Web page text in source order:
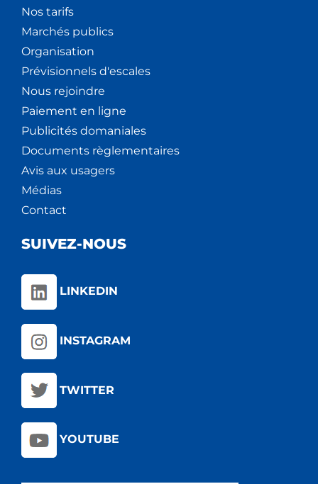
Nos tarifs
Marchés publics
Organisation
Prévisionnels d'escales
Nous rejoindre
Paiement en ligne
Publicités domaniales
Documents règlementaires
Avis aux usagers
Médias
Contact
SUIVEZ-NOUS
LINKEDIN
INSTAGRAM
TWITTER
YOUTUBE